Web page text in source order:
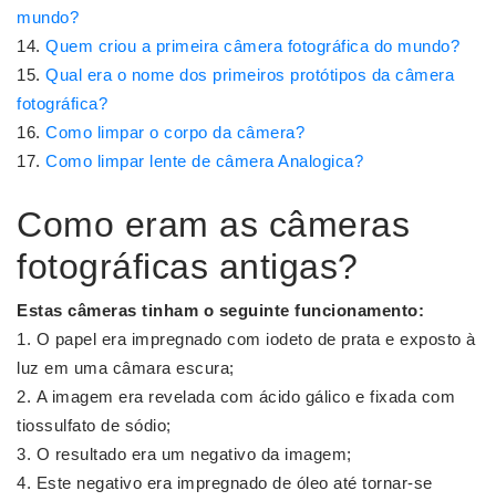
mundo?
Quem criou a primeira câmera fotográfica do mundo?
Qual era o nome dos primeiros protótipos da câmera
fotográfica?
Como limpar o corpo da câmera?
Como limpar lente de câmera Analogica?
Como eram as câmeras
fotográficas antigas?
Estas câmeras tinham o seguinte funcionamento:
O papel era impregnado com iodeto de prata e exposto à
luz em uma câmara escura;
A imagem era revelada com ácido gálico e fixada com
tiossulfato de sódio;
O resultado era um negativo da imagem;
Este negativo era impregnado de óleo até tornar-se